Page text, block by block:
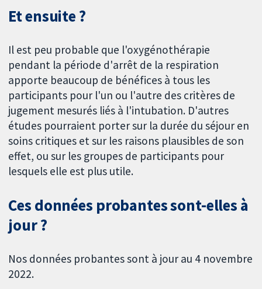
Et ensuite ?
Il est peu probable que l'oxygénothérapie
pendant la période d'arrêt de la respiration
apporte beaucoup de bénéfices à tous les
participants pour l'un ou l'autre des critères de
jugement mesurés liés à l'intubation. D'autres
études pourraient porter sur la durée du séjour en
soins critiques et sur les raisons plausibles de son
effet, ou sur les groupes de participants pour
lesquels elle est plus utile.
Ces données probantes sont-elles à
jour ?
Nos données probantes sont à jour au 4 novembre
2022.